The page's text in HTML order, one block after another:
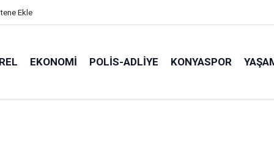
Ekle
EKONOMI POLİS-ADLİYE KONYASPOR